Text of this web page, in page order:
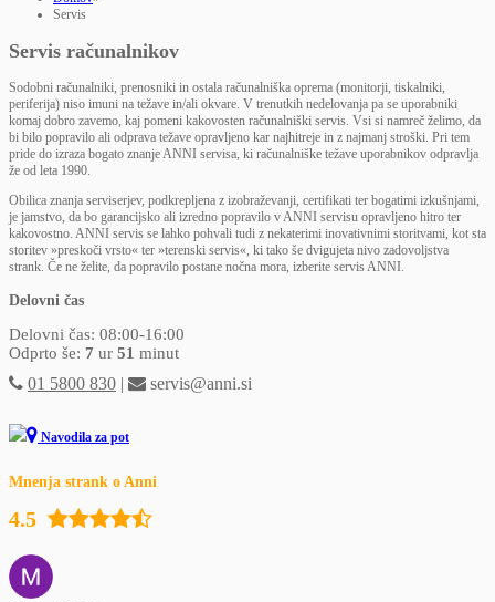
Servis
Servis računalnikov
Sodobni računalniki, prenosniki in ostala računalniška oprema (monitorji, tiskalniki,
periferija) niso imuni na težave in/ali okvare. V trenutkih nedelovanja pa se uporabniki
komaj dobro zavemo, kaj pomeni kakovosten računalniški servis. Vsi si namreč želimo, da
bi bilo popravilo ali odprava težave opravljeno kar najhitreje in z najmanj stroški. Pri tem
pride do izraza bogato znanje ANNI servisa, ki računalniške težave uporabnikov odpravlja
že od leta 1990.
Obilica znanja serviserjev, podkrepljena z izobraževanji, certifikati ter bogatimi izkušnjami,
je jamstvo, da bo garancijsko ali izredno popravilo v ANNI servisu opravljeno hitro ter
kakovostno. ANNI servis se lahko pohvali tudi z nekaterimi inovativnimi storitvami, kot sta
storitev »preskoči vrsto« ter »terenski servis«, ki tako še dvigujeta nivo zadovoljstva
strank. Če ne želite, da popravilo postane nočna mora, izberite servis ANNI.
Delovni čas
Delovni čas: 08:00-16:00
Odprto še: 7 ur 51 minut
01 5800 830 | servis@anni.si
Navodila za pot
Mnenja strank o Anni
4.5